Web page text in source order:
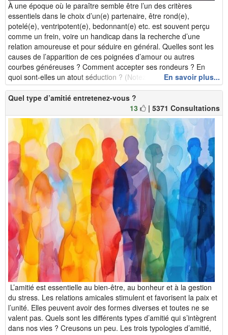
À une époque où le paraître semble être l’un des critères
essentiels dans le choix d’un(e) partenaire, être rond(e),
potelé(e), ventripotent(e), bedonnant(e) etc. est souvent perçu
comme un frein, voire un handicap dans la recherche d’une
relation amoureuse et pour séduire en général. Quelles sont les
causes de l’apparition de ces poignées d’amour ou autres
courbes généreuses ? Comment accepter ses rondeurs ? En
quoi sont-elles un atout séduction ? (Notez q...
En savoir plus...
Quel type d’amitié entretenez-vous ?
13
| 5371 Consultations
L’amitié est essentielle au bien-être, au bonheur et à la gestion
du stress. Les relations amicales stimulent et favorisent la paix et
l’unité. Elles peuvent avoir des formes diverses et toutes ne se
valent pas. Quels sont les différents types d’amitié qui s’intègrent
dans nos vies ? Creusons un peu. Les trois typologies d’amitié,